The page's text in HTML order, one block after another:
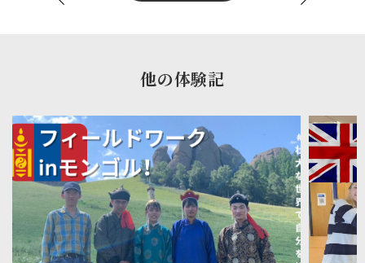
他の体験記